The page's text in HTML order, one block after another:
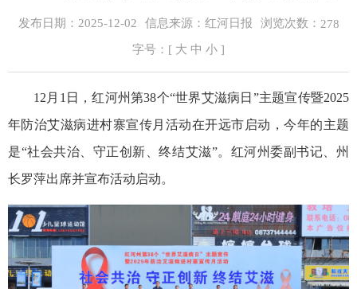
发布日期：2025-12-02 信息来源：红河日报 浏览次数： 278
字号：[ 大 中 小 ]
12月1日，红河州第38个“世界艾滋病日”主题宣传暨2025
年防治艾滋病进村寨宣传月活动在开远市启动，今年的主题
是“社会共治、守正创新、终结艾滋”。红河州委副书记、州
长罗萍出席并宣布活动启动。